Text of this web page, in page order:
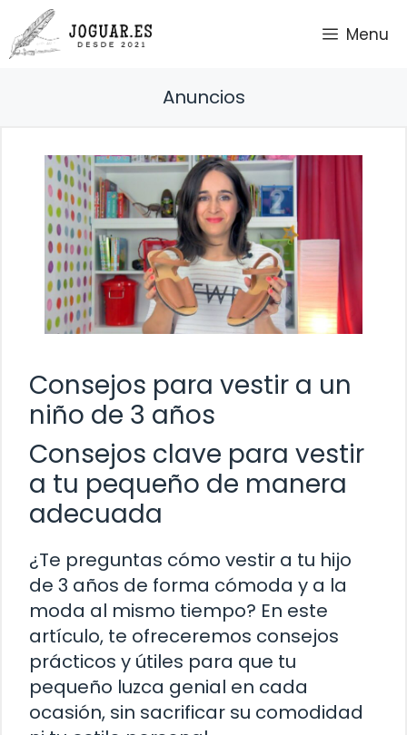
Saltar
al
contenido
Menu
Anuncios
Consejos para vestir a un
niño de 3 años
Consejos clave para vestir
a tu pequeño de manera
adecuada
¿Te preguntas cómo vestir a tu hijo
de 3 años de forma cómoda y a la
moda al mismo tiempo? En este
artículo, te ofreceremos consejos
prácticos y útiles para que tu
pequeño luzca genial en cada
ocasión, sin sacrificar su comodidad